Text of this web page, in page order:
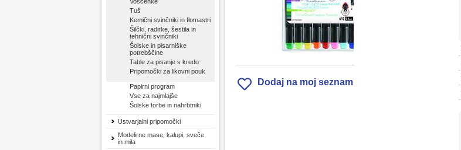
Tuš
Kemični svinčniki in flomastri
Šilčki, radirke, šestila in
tehnični svinčniki
Šolske in pisarniške
potrebščine
Table za pisanje s kredo
Pripomočki za likovni pouk
Papirni program
Vse za najmlajše
Šolske torbe in nahrbtniki
Ustvarjalni pripomočki
Modelirne mase, kalupi, sveče
in mila
Dodaj na moj seznam